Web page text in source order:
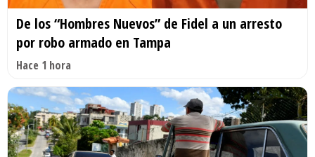
De los “Hombres Nuevos” de Fidel a un arresto
por robo armado en Tampa
Hace 1 hora